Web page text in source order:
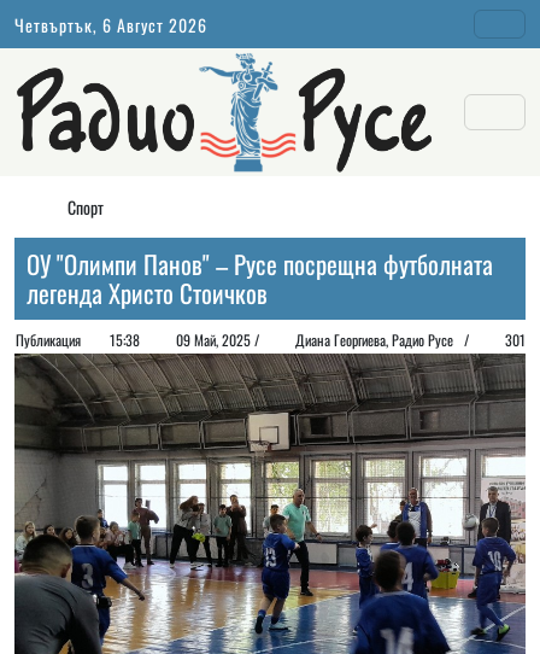
Четвъртък, 6 Август 2026
Спорт
ОУ "Олимпи Панов" – Русе посрещна футболната
легенда Христо Стоичков
Публикация 15:38 09 Май, 2025 / Диана Георгиeва, Радио Русе / 301